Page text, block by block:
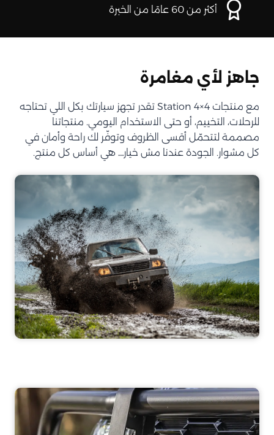
أكثر من 60 عامًا من الخبرة
جاهز لأي مغامرة
مع منتجات Station 4×4 تقدر تجهز سيارتك بكل اللي تحتاجه
للرحلات، التخييم، أو حتى الاستخدام اليومي. منتجاتنا
مصممة لتتحمّل أقسى الظروف وتوفّر لك راحة وأمان في
كل مشوار. الجودة عندنا مش خيار… هي أساس كل منتج.